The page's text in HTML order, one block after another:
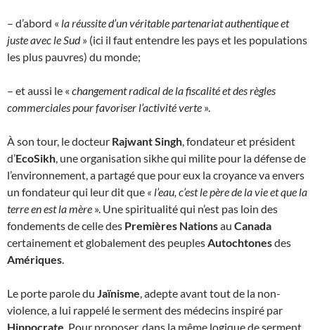
– d’abord « la réussite d’un véritable partenariat authentique et
juste avec le Sud» (ici il faut entendre les pays et les populations
les plus pauvres) du monde;
– et aussi le « changement radical de la fiscalité et des règles
commerciales pour favoriser l’activité verte ».
À son tour, le docteur Rajwant Singh, fondateur et président
d’EcoSikh, une organisation sikhe qui milite pour la défense de
l’environnement, a partagé que pour eux la croyance va envers
un fondateur qui leur dit que « l’eau, c’est le père de la vie et que la
terre en est la mère ». Une spiritualité qui n’est pas loin des
fondements de celle des Premières Nationsau Canada
certainement et globalement des peuplesAutochtonesdes
Amériques.
Le porte parole du Jaïnisme, adepte avant tout de la non-
violence, a lui rappelé le serment des médecins inspiré par
Hippocrate . Pour proposer, dans la même logique de serment,